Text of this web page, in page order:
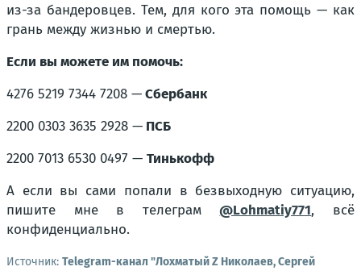
из-за бандеровцев. Тем, для кого эта помощь — как
грань между жизнью и смертью.
Если вы можете им помочь:
4276 5219 7344 7208 —Сбербанк
2200 0303 3635 2928 — ПСБ
2200 7013 6530 0497 — Тинькофф
А если вы сами попали в безвыходную ситуацию,
пишите мне в телеграм@Lohmatiy771, всё
конфиденциально.
Источник: Telegram-канал "Лохматый Z Николаев, Сергей